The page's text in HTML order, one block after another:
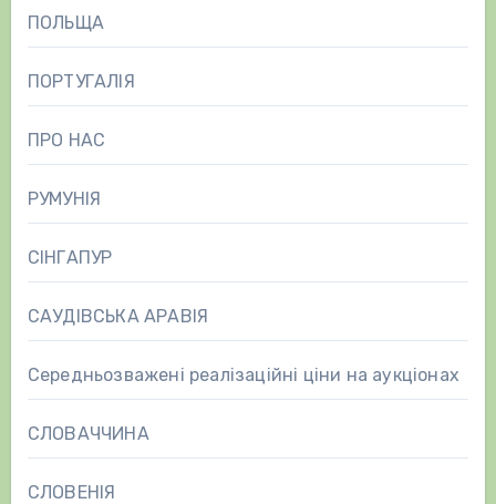
ПОЛЬЩА
ПОРТУГАЛІЯ
ПРО НАС
РУМУНІЯ
СІНГАПУР
САУДІВСЬКА АРАВІЯ
Середньозважені реалізаційні ціни на аукціонах
СЛОВАЧЧИНА
СЛОВЕНІЯ